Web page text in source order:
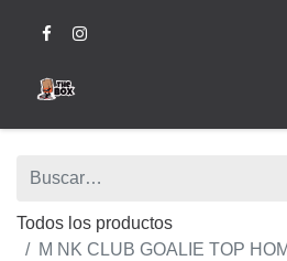
Todos los productos
M NK CLUB GOALIE TOP